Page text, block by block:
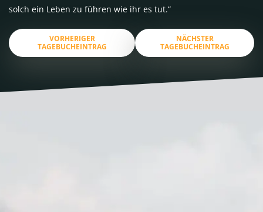
solch ein Leben zu führen wie ihr es tut.“
VORHERIGER
TAGEBUCHEINTRAG
NÄCHSTER
TAGEBUCHEINTRAG